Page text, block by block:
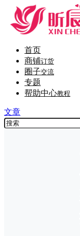
首页
商铺订货
圈子交流
专题
帮助中心教程
文章